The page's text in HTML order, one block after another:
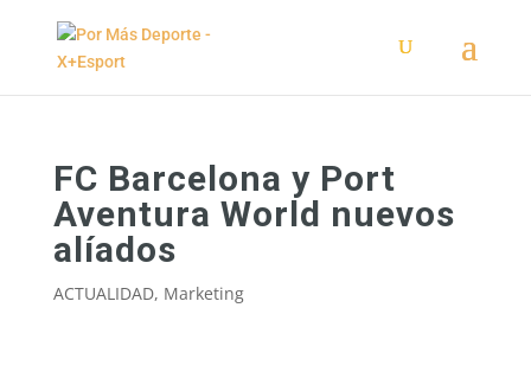
FC Barcelona y Port
Aventura World nuevos
alíados
ACTUALIDAD, Marketing